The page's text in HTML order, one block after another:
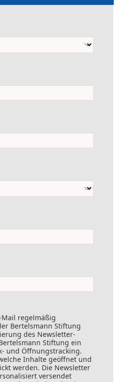
Mail regelmäßig
Bertelsmann Stiftung
des Newsletter-
Stiftung ein
und Öffnungstracking.
Inhalte geöffnet und
werden. Die Newsletter
versendet